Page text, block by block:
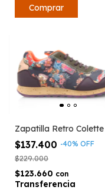
Comprar
Zapatilla Retro Colette
$137.400 -40% OFF
$229.000
$123.660 con